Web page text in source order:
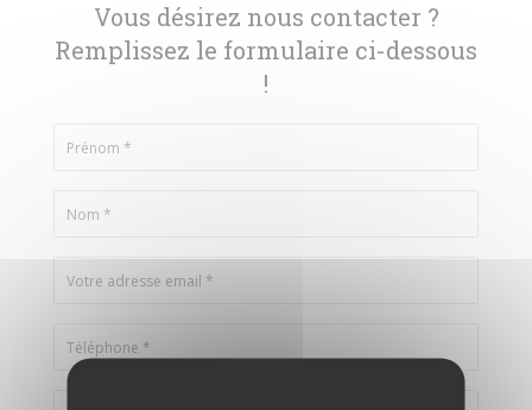
Vous désirez nous contacter ?
Remplissez le formulaire ci-dessous
!